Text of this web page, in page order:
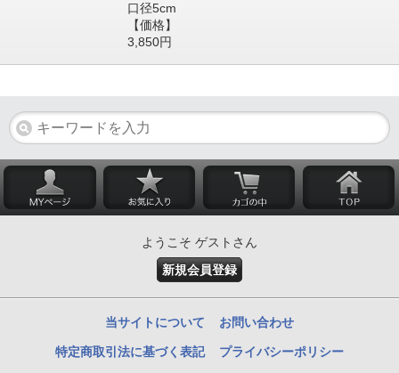
口径5cm
【価格】
3,850円
ようこそ ゲストさん
新規会員登録
当サイトについて お問い合わせ
特定商取引法に基づく表記 プライバシーポリシー